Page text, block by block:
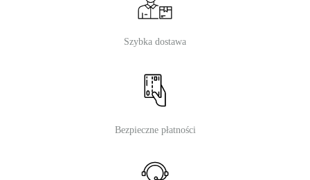
Szybka dostawa
Bezpieczne płatności